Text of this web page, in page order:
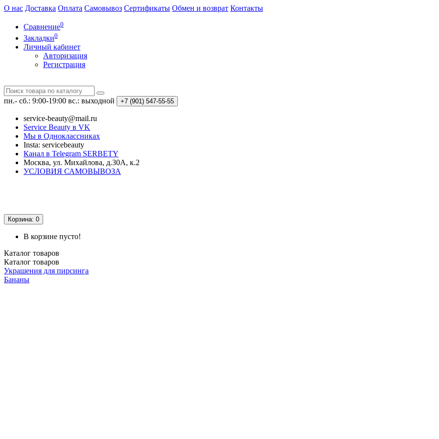
О нас Доставка Оплата Самовывоз Сертификаты Обмен и возврат Контакты
Сравнение0
Закладки0
Личный кабинет
Авторизация
Регистрация
пн.- сб.: 9:00-19:00 вс.: выходной +7 (901) 547-55-55
service-beauty@mail.ru
Service Beauty в VK
Мы в Одноклассниках
Insta: servicebeauty
Канал в Telegram SERBETY
Москва, ул. Михайлова, д.30А, к.2
УСЛОВИЯ САМОВЫВОЗА
Корзина: 0
В корзине пусто!
Каталог товаров
Каталог товаров
Украшения для пирсинга
Бананы